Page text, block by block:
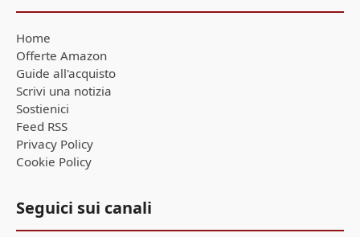
Home
Offerte Amazon
Guide all'acquisto
Scrivi una notizia
Sostienici
Feed RSS
Privacy Policy
Cookie Policy
Seguici sui canali